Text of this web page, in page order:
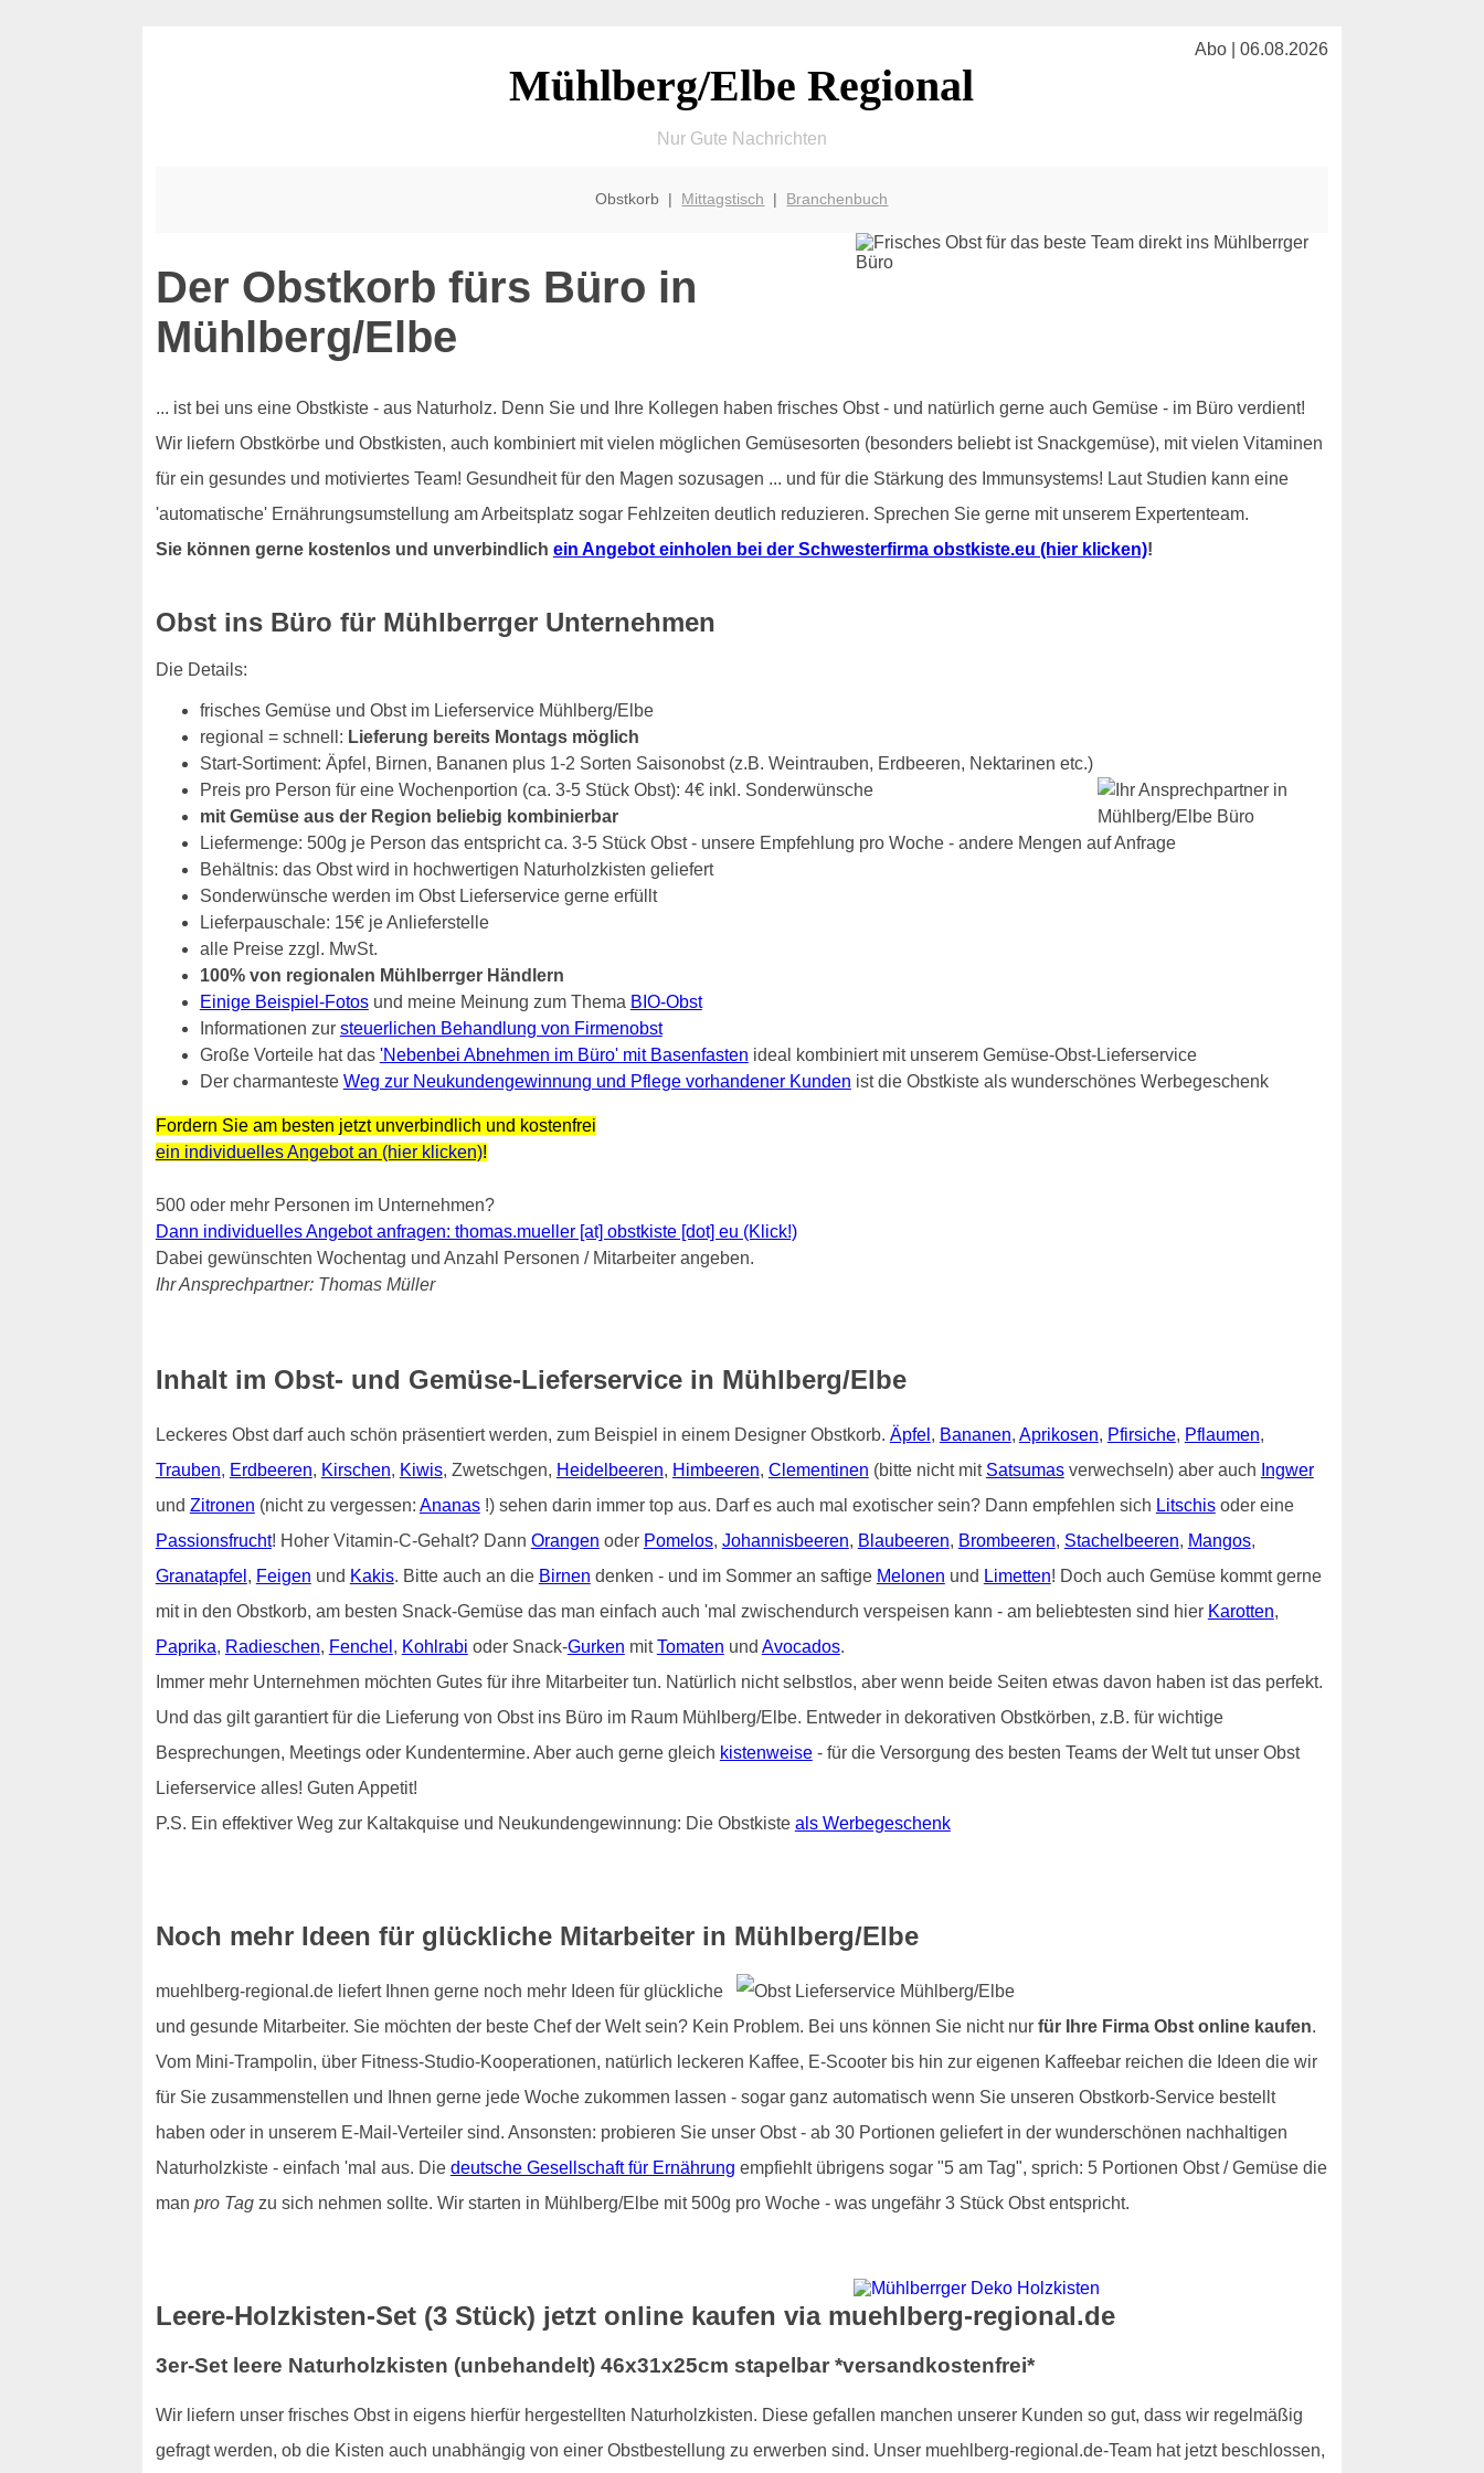
Abo | 06.08.2026
Mühlberg/Elbe Regional
Nur Gute Nachrichten
Obstkorb | Mittagstisch | Branchenbuch
Der Obstkorb fürs Büro in
Mühlberg/Elbe
... ist bei uns eine Obstkiste - aus Naturholz. Denn Sie und Ihre Kollegen haben frisches Obst - und natürlich gerne auch Gemüse - im Büro verdient!
Wir liefern Obstkörbe und Obstkisten, auch kombiniert mit vielen möglichen Gemüsesorten (besonders beliebt ist Snackgemüse), mit vielen Vitaminen
für ein gesundes und motiviertes Team! Gesundheit für den Magen sozusagen ... und für die Stärkung des Immunsystems! Laut Studien kann eine
'automatische' Ernährungsumstellung am Arbeitsplatz sogar Fehlzeiten deutlich reduzieren. Sprechen Sie gerne mit unserem Expertenteam.
Sie können gerne kostenlos und unverbindlich ein Angebot einholen bei der Schwesterfirma obstkiste.eu (hier klicken)!
Obst ins Büro für Mühlberrger Unternehmen
Die Details:
frisches Gemüse und Obst im Lieferservice Mühlberg/Elbe
regional = schnell: Lieferung bereits Montags möglich
Start-Sortiment: Äpfel, Birnen, Bananen plus 1-2 Sorten Saisonobst (z.B. Weintrauben, Erdbeeren, Nektarinen etc.)
Preis pro Person für eine Wochenportion (ca. 3-5 Stück Obst): 4€ inkl. Sonderwünsche
mit Gemüse aus der Region beliebig kombinierbar
Liefermenge: 500g je Person das entspricht ca. 3-5 Stück Obst - unsere Empfehlung pro Woche - andere Mengen auf Anfrage
Behältnis: das Obst wird in hochwertigen Naturholzkisten geliefert
Sonderwünsche werden im Obst Lieferservice gerne erfüllt
Lieferpauschale: 15€ je Anlieferstelle
alle Preise zzgl. MwSt.
100% von regionalen Mühlberrger Händlern
Einige Beispiel-Fotosund meine Meinung zum Thema BIO-Obst
Informationen zur steuerlichen Behandlung von Firmenobst
Große Vorteile hat das 'Nebenbei Abnehmen im Büro' mit Basenfasten ideal kombiniert mit unserem Gemüse-Obst-Lieferservice
Der charmanteste Weg zur Neukundengewinnung und Pflege vorhandener Kunden ist die Obstkiste als wunderschönes Werbegeschenk
Fordern Sie am besten jetzt unverbindlich und kostenfrei
ein individuelles Angebot an (hier klicken)!
500 oder mehr Personen im Unternehmen?
Dann individuelles Angebot anfragen: thomas.mueller [at] obstkiste [dot] eu (Klick!)
Dabei gewünschten Wochentag und Anzahl Personen / Mitarbeiter angeben.
Ihr Ansprechpartner: Thomas Müller
Inhalt im Obst- und Gemüse-Lieferservice in Mühlberg/Elbe
Leckeres Obst darf auch schön präsentiert werden, zum Beispiel in einem Designer Obstkorb. Äpfel , Bananen, Aprikosen, Pfirsiche, Pflaumen,
Trauben, Erdbeeren, Kirschen, Kiwis, Zwetschgen, Heidelbeeren, Himbeeren, Clementinen (bitte nicht mit Satsumasverwechseln) aber auch Ingwer
und Zitronen (nicht zu vergessen: Ananas!) sehen darin immer top aus. Darf es auch mal exotischer sein? Dann empfehlen sich Litschisoder eine
Passionsfrucht! Hoher Vitamin-C-Gehalt? Dann Orangen oder Pomelos, Johannisbeeren, Blaubeeren, Brombeeren, Stachelbeeren, Mangos,
Granatapfel , Feigen und Kakis. Bitte auch an die Birnen denken - und im Sommer an saftige Melonen und Limetten! Doch auch Gemüse kommt gerne
mit in den Obstkorb, am besten Snack-Gemüse das man einfach auch 'mal zwischendurch verspeisen kann - am beliebtesten sind hier Karotten,
Paprika, Radieschen, Fenchel , Kohlrabi oder Snack-Gurken mitTomaten und Avocados.
Immer mehr Unternehmen möchten Gutes für ihre Mitarbeiter tun. Natürlich nicht selbstlos, aber wenn beide Seiten etwas davon haben ist das perfekt.
Und das gilt garantiert für die Lieferung von Obst ins Büro im Raum Mühlberg/Elbe. Entweder in dekorativen Obstkörben, z.B. für wichtige
Besprechungen, Meetings oder Kundentermine. Aber auch gerne gleich kistenweise- für die Versorgung des besten Teams der Welt tut unser Obst
Lieferservice alles! Guten Appetit!
P.S. Ein effektiver Weg zur Kaltakquise und Neukundengewinnung: Die Obstkiste als Werbegeschenk
Noch mehr Ideen für glückliche Mitarbeiter in Mühlberg/Elbe
muehlberg-regional.de liefert Ihnen gerne noch mehr Ideen für glückliche
und gesunde Mitarbeiter. Sie möchten der beste Chef der Welt sein? Kein Problem. Bei uns können Sie nicht nur für Ihre Firma Obst online kaufen.
Vom Mini-Trampolin, über Fitness-Studio-Kooperationen, natürlich leckeren Kaffee, E-Scooter bis hin zur eigenen Kaffeebar reichen die Ideen die wir
für Sie zusammenstellen und Ihnen gerne jede Woche zukommen lassen - sogar ganz automatisch wenn Sie unseren Obstkorb-Service bestellt
haben oder in unserem E-Mail-Verteiler sind. Ansonsten: probieren Sie unser Obst - ab 30 Portionen geliefert in der wunderschönen nachhaltigen
Naturholzkiste - einfach 'mal aus. Die deutsche Gesellschaft für Ernährung empfiehlt übrigens sogar "5 am Tag", sprich: 5 Portionen Obst / Gemüse die
man pro Tagzu sich nehmen sollte. Wir starten in Mühlberg/Elbe mit 500g pro Woche - was ungefähr 3 Stück Obst entspricht.
Leere-Holzkisten-Set (3 Stück) jetzt online kaufen via muehlberg-regional.de
3er-Set leere Naturholzkisten (unbehandelt) 46x31x25cm stapelbar *versandkostenfrei*
Wir liefern unser frisches Obst in eigens hierfür hergestellten Naturholzkisten. Diese gefallen manchen unserer Kunden so gut, dass wir regelmäßig
gefragt werden, ob die Kisten auch unabhängig von einer Obstbestellung zu erwerben sind. Unser muehlberg-regional.de-Team hat jetzt beschlossen,